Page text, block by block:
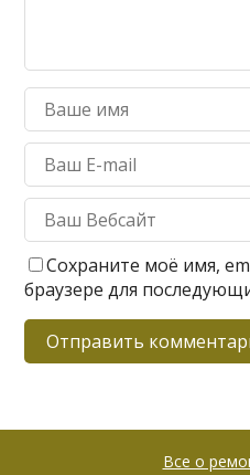
Сохраните моё имя,
браузере для
Все о